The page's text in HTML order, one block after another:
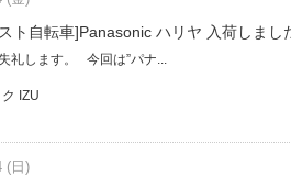
ト自転車]Panasonic ハリヤ 入荷しまし
礼します。 今回は”パナ...
IZU
(日)